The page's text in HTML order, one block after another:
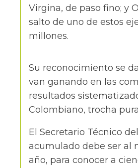
Virgina, de paso fino; y
salto de uno de estos
millones.
Su reconocimiento se
van ganando en las
resultados
Colombiano, trocha
El Secretario Técnico
acumulado debe ser al
año, para conocer a